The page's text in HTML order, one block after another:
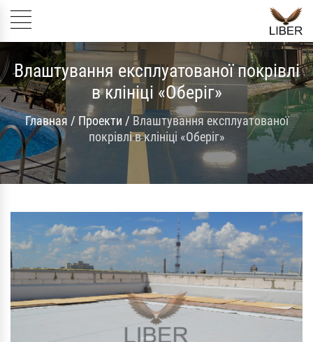
Влаштування експлуатованої покрівлі
в клініці «Оберіг»
Главная / Проекти / Влаштування експлуатованої
покрівлі в клініці «Оберіг»